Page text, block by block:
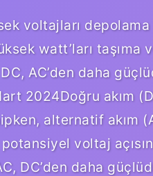
voltajları
watt’ları
AC’den daha
2024Doğru akım
alternatif akım
voltaj
DC’den daha